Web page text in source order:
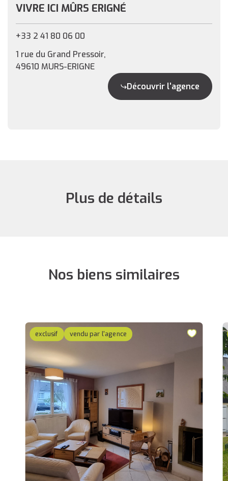
VIVRE ICI MÛRS ERIGNÉ
+33 2 41 80 06 00
1 rue du Grand Pressoir,
49610 MURS-ERIGNE
Découvrir l'agence
Plus de détails
Nos biens similaires
exclusif vendu par l'agence